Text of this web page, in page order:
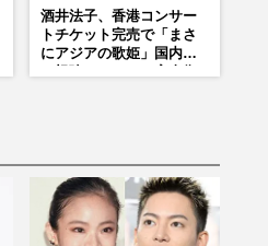
酒井法子、香港コンサー
トチケット完売で「まさ
にアジアの歌姫」国内外